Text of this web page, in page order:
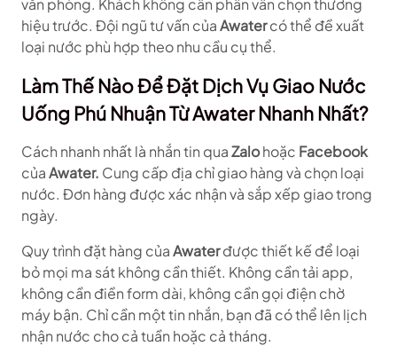
hiệu trước. Đội ngũ tư vấn củaAwatercó thể đề xuất
loại nước phù hợp theo nhu cầu cụ thể.
Làm Thế Nào Để Đặt Dịch Vụ Giao Nước
Uống Phú Nhuận Từ Awater Nhanh Nhất?
Cách nhanh nhất là nhắn tin quaZalohoặc Facebook
củaAwater. Cung cấp địa chỉ giao hàng và chọn loại
nước. Đơn hàng được xác nhận và sắp xếp giao trong
ngày.
Quy trình đặt hàng củaAwaterđược thiết kế để loại
bỏ mọi ma sát không cần thiết. Không cần tải app,
không cần điền form dài, không cần gọi điện chờ
máy bận. Chỉ cần một tin nhắn, bạn đã có thể lên lịch
nhận nước cho cả tuần hoặc cả tháng.